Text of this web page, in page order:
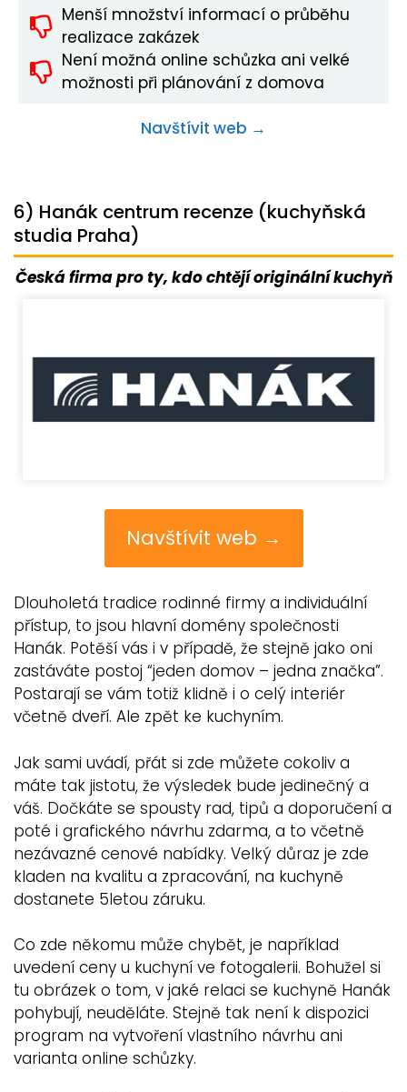
Menší množství informací o průběhu
realizace zakázek
Není možná online schůzka ani velké
možnosti při plánování z domova
Navštívit web →
6) Hanák centrum recenze (kuchyňská
studia Praha)
Česká firma pro ty, kdo chtějí originální kuchyň
Navštívit web →
Dlouholetá tradice rodinné firmy a individuální
přístup, to jsou hlavní domény společnosti
Hanák. Potěší vás i v případě, že stejně jako oni
zastáváte postoj “jeden domov – jedna značka”.
Postarají se vám totiž klidně i o celý interiér
včetně dveří. Ale zpět ke kuchyním.
Jak sami uvádí, přát si zde můžete cokoliv a
máte tak jistotu, že výsledek bude jedinečný a
váš. Dočkáte se spousty rad, tipů a doporučení a
poté i grafického návrhu zdarma, a to včetně
nezávazné cenové nabídky. Velký důraz je zde
kladen na kvalitu a zpracování, na kuchyně
dostanete 5letou záruku.
Co zde někomu může chybět, je například
uvedení ceny u kuchyní ve fotogalerii. Bohužel si
tu obrázek o tom, v jaké relaci se kuchyně Hanák
pohybují, neuděláte. Stejně tak není k dispozici
program na vytvoření vlastního návrhu ani
varianta online schůzky.